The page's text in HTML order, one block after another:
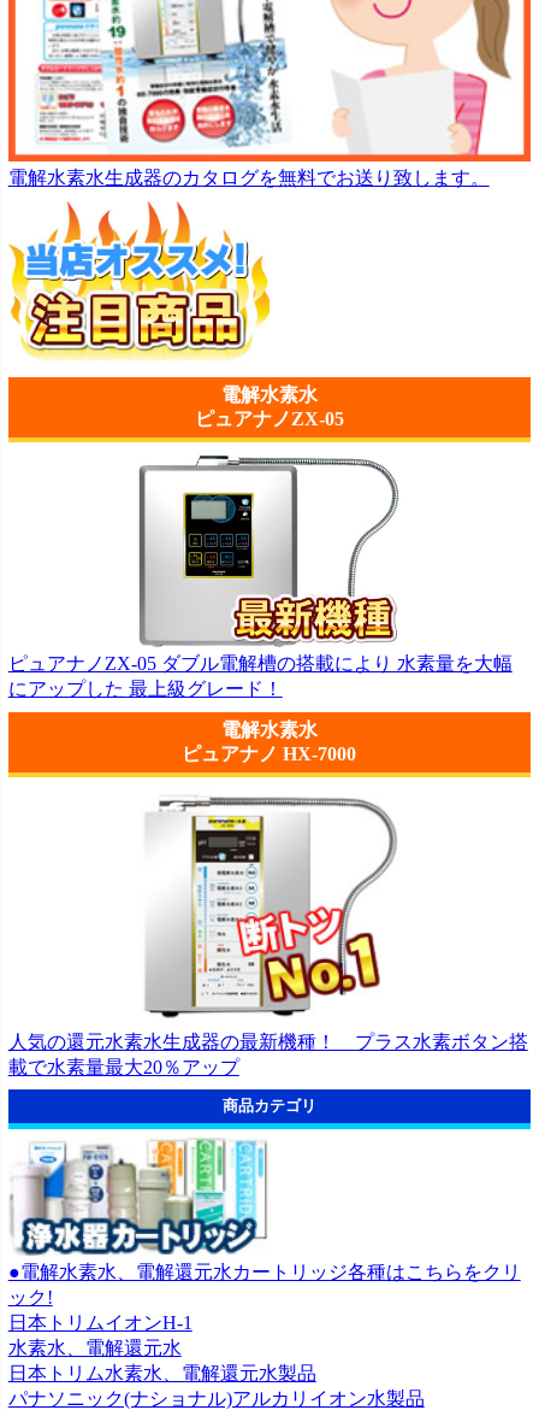
電解水素水生成器のカタログを無料でお送り致します。
電解水素水
ピュアナノZX-05
ピュアナノZX-05 ダブル電解槽の搭載により 水素量を大幅
にアップした 最上級グレード！
電解水素水
ピュアナノ HX-7000
人気の還元水素水生成器の最新機種！ プラス水素ボタン搭
載で水素量最大20％アップ
商品カテゴリ
●電解水素水、電解還元水カートリッジ各種はこちらをクリ
ック!
日本トリムイオンH-1
水素水、電解還元水
日本トリム水素水、電解還元水製品
パナソニック(ナショナル)アルカリイオン水製品